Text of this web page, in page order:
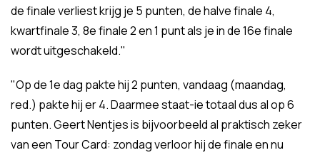
de finale verliest krijg je 5 punten, de halve finale 4,
kwartfinale 3, 8e finale 2 en 1 punt als je in de 16e finale
wordt uitgeschakeld."
"Op de 1e dag pakte hij 2 punten, vandaag (maandag,
red.) pakte hij er 4. Daarmee staat-ie totaal dus al op 6
punten. Geert Nentjes is bijvoorbeeld al praktisch zeker
van een Tour Card: zondag verloor hij de finale en nu